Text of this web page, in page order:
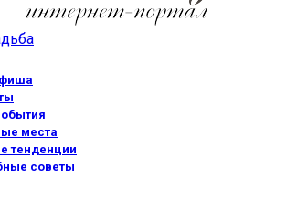
места
тенденции
советы